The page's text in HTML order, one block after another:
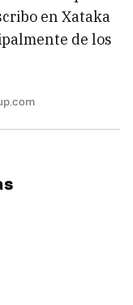
en Xataka
de los